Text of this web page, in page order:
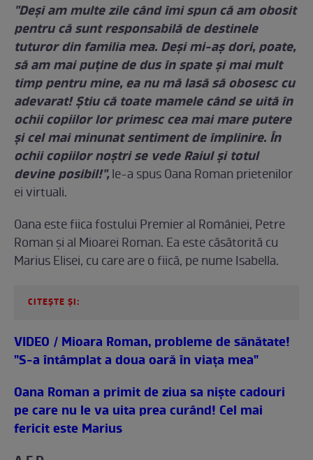
"Deşi am multe zile când îmi spun că am obosit
pentru că sunt responsabilă de destinele
tuturor din familia mea. Deşi mi-aş dori, poate,
să am mai puţine de dus în spate şi mai mult
timp pentru mine, ea nu mă lasă să obosesc cu
adevarat! Ştiu că toate mamele când se uită în
ochii copiilor lor primesc cea mai mare putere
şi cel mai minunat sentiment de împlinire. În
ochii copiilor noștri se vede Raiul şi totul
devine posibil!",le-a spus Oana Roman prietenilor
ei virtuali.
Oana este fiica fostului Premier al României, Petre
Roman şi al Mioarei Roman. Ea este căsătorită cu
Marius Elisei, cu care are o fiică, pe nume Isabella.
CITEȘTE ȘI:
VIDEO / Mioara Roman, probleme de sănătate!
"S-a întâmplat a doua oară în viaţa mea"
Oana Roman a primit de ziua sa niște cadouri
pe care nu le va uita prea curând! Cel mai
fericit este Marius